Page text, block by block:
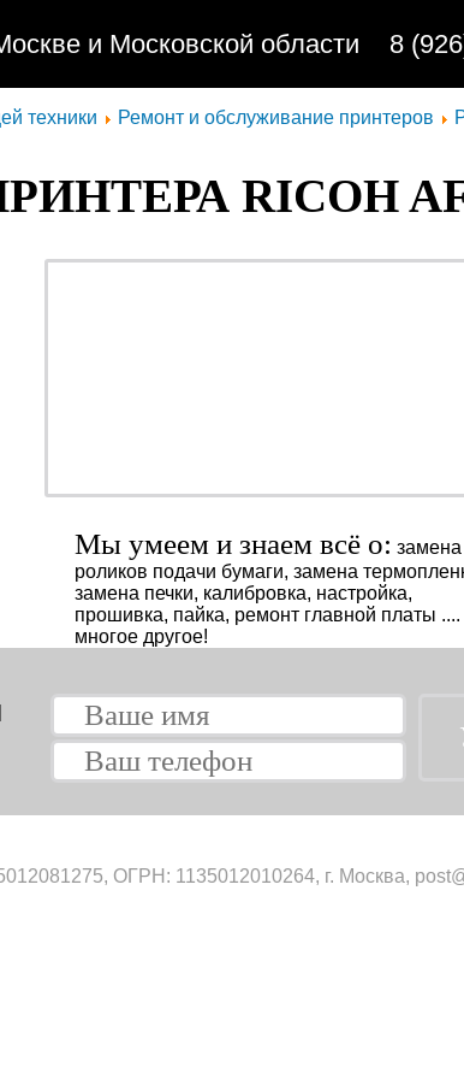
и Московской области 8
техники Ремонт и обслуживание принтеров
RICOH
Мы умеем и знаем всё о: замена
роликов подачи бумаги, замена
замена печки, калибровка, настройка,
прошивка, пайка, ремонт главной платы ....
многое другое!
ОГРН: 1135012010264, г. Москва,